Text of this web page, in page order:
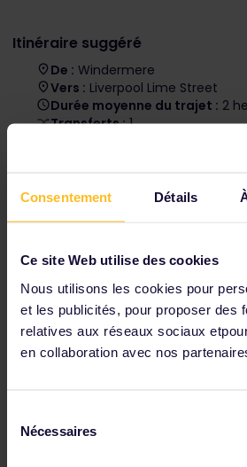
Consentement Détails
Ce site Web utilise des cookies
Nous utilisons les cookies pour
et les publicités, pour proposer des
relatives aux réseaux sociaux
en collaboration avec nos
Nécessaires
Itinéraire suggéré
De : Windermere
Vers : Liverpool Lime Street
Durée moyenne du trajet : 2
Transferts :1
Consultez les liaisons
de réservation dans les
Liverpool, Angleterre